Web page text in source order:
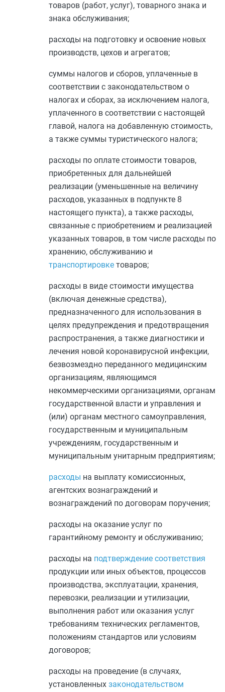
товаров (работ, услуг), товарного знака и
знака обслуживания;
расходы на подготовку и освоение новых
производств, цехов и агрегатов;
суммы налогов и сборов, уплаченные в
соответствии с законодательством о
налогах и сборах, за исключением налога,
уплаченного в соответствии с настоящей
главой, налога на добавленную стоимость,
а также суммы туристического налога;
расходы по оплате стоимости товаров,
приобретенных для дальнейшей
реализации (уменьшенные на величину
расходов, указанных в подпункте 8
настоящего пункта), а также расходы,
связанные с приобретением и реализацией
указанных товаров, в том числе расходы по
хранению, обслуживанию и
транспортировке товаров;
расходы в виде стоимости имущества
(включая денежные средства),
предназначенного для использования в
целях предупреждения и предотвращения
распространения, а также диагностики и
лечения новой коронавирусной инфекции,
безвозмездно переданного медицинским
организациям, являющимся
некоммерческими организациями, органам
государственной власти и управления и
(или) органам местного самоуправления,
государственным и муниципальным
учреждениям, государственным и
муниципальным унитарным предприятиям;
расходы на выплату комиссионных,
агентских вознаграждений и
вознаграждений по договорам поручения;
расходы на оказание услуг по
гарантийному ремонту и обслуживанию;
расходы на подтверждение соответствия
продукции или иных объектов, процессов
производства, эксплуатации, хранения,
перевозки, реализации и утилизации,
выполнения работ или оказания услуг
требованиям технических регламентов,
положениям стандартов или условиям
договоров;
расходы на проведение (в случаях,
установленных законодательством